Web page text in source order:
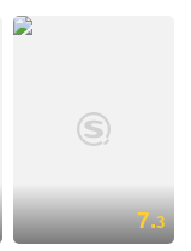
7.3